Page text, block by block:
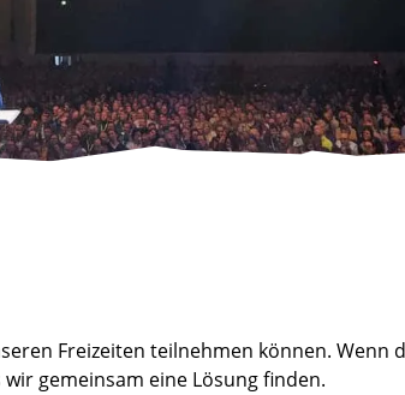
Freizeiten teilnehmen können.
gemeinsam eine Lösung finden.